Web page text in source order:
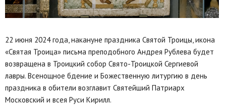
22 июня 2024 года, накануне праздника Святой Троицы, икона
«Святая Троица» письма преподобного Андрея Рублева будет
возвращена в Троицкий собор Свято-Троицкой Сергиевой
лавры. Всенощное бдение и Божественную литургию в день
праздника в обители возглавит Святейший Патриарх
Московский и всея Руси Кирилл.